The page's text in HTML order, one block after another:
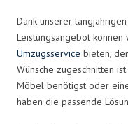
Dank unserer
Leistungsangebot
Umzugsservice bieten,
Wünsche zugeschnitten
Möbel benötigst oder
haben die passende